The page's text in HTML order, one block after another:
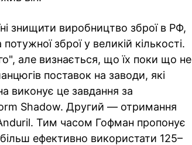
знищити виробництво зброї в РФ,
зброї у великій кількості.
але визнається, що їх поки що не
поставок на заводи, які
виконує це завдання за
Shadow. Другий — отримання
Тим часом Гофман пропонує
ефективно використати 125–